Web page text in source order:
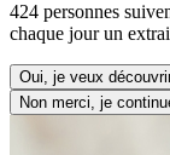
424 personnes
chaque jour un
Oui, je veux
Non merci, je